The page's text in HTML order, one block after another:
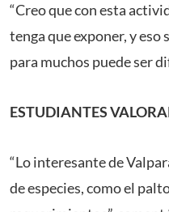
“Creo que con esta
tenga que exponer, y
para muchos puede ser
ESTUDIANTES
“Lo interesante de
de especies, como el